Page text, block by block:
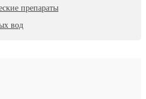
препараты
вод